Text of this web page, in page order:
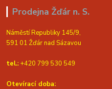
Prodejna Žďár n. S.
Náměstí Republiky 145/9,
591 01 Žďár nad Sázavou
tel.: +420 799 530 549
Otevírací doba: